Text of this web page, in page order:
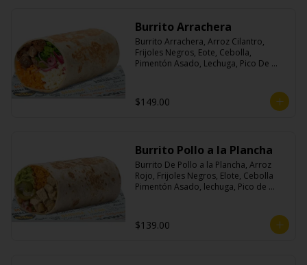
Burrito Arrachera
Burrito Arrachera, Arroz Cilantro,
Frijoles Negros, Eote, Cebolla,
Pimentón Asado, Lechuga, Pico De
$149.00
Burrito Pollo a la Plancha
Burrito De Pollo a la Plancha, Arroz
Rojo, Frijoles Negros, Elote, Cebolla
Pimentón Asado, lechuga, Pico de
$139.00